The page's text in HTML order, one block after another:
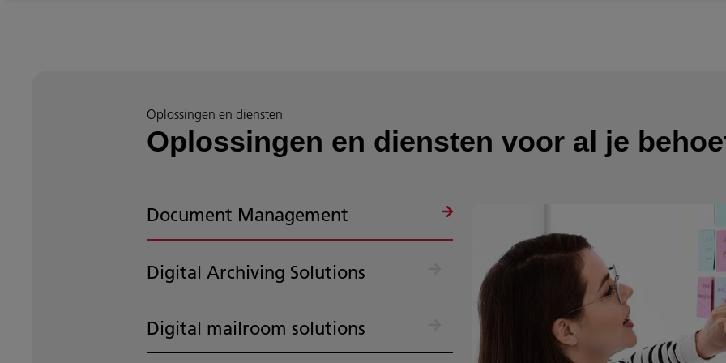
Oplossingen en diensten
Oplossingen en diensten voor al je
Document Management
Digital Archiving Solutions
Digital mailroom solutions